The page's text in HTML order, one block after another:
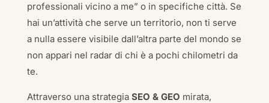
professionali vicino a me” o in specifiche città. Se
hai un’attività che serve un territorio, non ti serve
a nulla essere visibile dall’altra parte del mondo se
non appari nel radar di chi è a pochi chilometri da
te.
Attraverso una strategia SEO & GEO mirata,